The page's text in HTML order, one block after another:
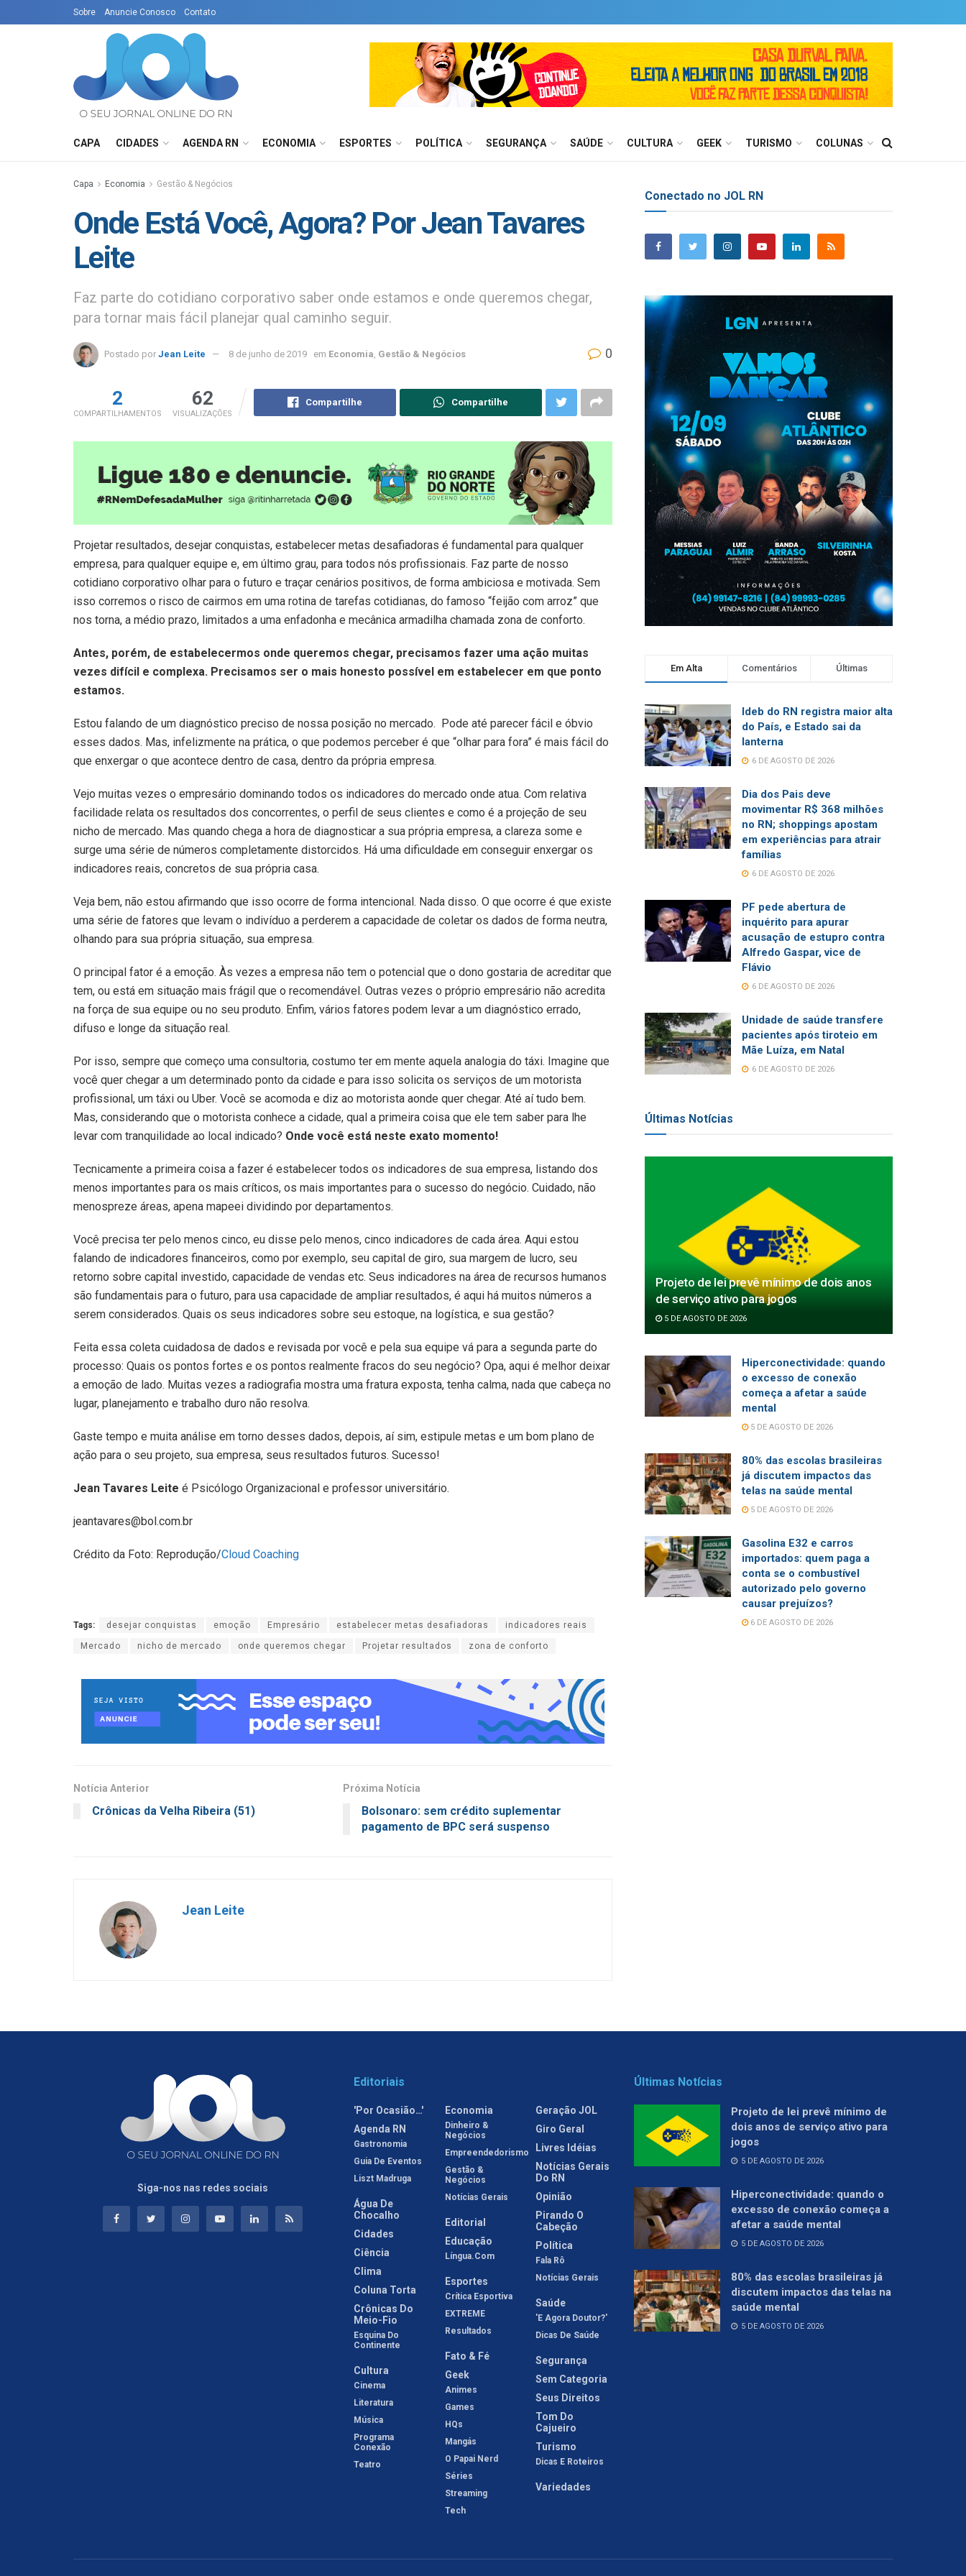
Sobre Anuncie Conosco Contato
CAPA CIDADES AGENDA RN ECONOMIA ESPORTES POLÍTICA SEGURANÇA SAÚDE CULTURA GEEK TURISMO COLUNAS
Capa Economia Gestão & Negócios
Onde Está Você, Agora? Por Jean Tavares
Leite
Faz parte do cotidiano corporativo saber onde estamos e onde queremos chegar,
para tornar mais fácil planejar qual caminho seguir.
Postado por Jean Leite 8 de junho de 2019 em Economia Gestão & Negócios 0
2
COMPARTILHAMENTOS
62
VISUALIZAÇÕES
Compartilhe Compartilhe
Projetar resultados, desejar conquistas, estabelecer metas desafiadoras é fundamental para qualquer
empresa, para qualquer equipe e, em último grau, para todos nós profissionais. Faz parte de nosso
cotidiano corporativo olhar para o futuro e traçar cenários positivos, de forma ambiciosa e motivada. Sem
isso corremos o risco de cairmos em uma rotina de tarefas cotidianas, do famoso “feijão com arroz” que
nos torna, a médio prazo, limitados a uma enfadonha e mecânica armadilha chamada zona de conforto.
Antes, porém, de estabelecermos onde queremos chegar, precisamos fazer uma ação muitas
vezes difícil e complexa. Precisamos ser o mais honesto possível em estabelecer em que ponto
estamos.
Estou falando de um diagnóstico preciso de nossa posição no mercado. Pode até parecer fácil e óbvio
esses dados. Mas, infelizmente na prática, o que podemos perceber é que “olhar para fora” é mais fácil do
que enxergar o que acontece dentro de casa, dentro da própria empresa.
Vejo muitas vezes o empresário dominando todos os indicadores do mercado onde atua. Com relativa
facilidade relata os resultados dos concorrentes, o perfil de seus clientes e como é a projeção de seu
nicho de mercado. Mas quando chega a hora de diagnosticar a sua própria empresa, a clareza some e
surge uma série de números completamente distorcidos. Há uma dificuldade em conseguir enxergar os
indicadores reais, concretos de sua própria casa.
Veja bem, não estou afirmando que isso ocorre de forma intencional. Nada disso. O que ocorre é que existe
uma série de fatores que levam o indivíduo a perderem a capacidade de coletar os dados de forma neutra,
olhando para sua própria situação, sua empresa.
O principal fator é a emoção. Às vezes a empresa não tem o potencial que o dono gostaria de acreditar que
tem, ou está em situação mais frágil que o recomendável. Outras vezes o próprio empresário não acredita
na força de sua equipe ou no seu produto. Enfim, vários fatores podem levar a um diagnóstico errado,
difuso e longe da situação real.
Por isso, sempre que começo uma consultoria, costumo ter em mente aquela analogia do táxi. Imagine que
você quer chegar a um determinado ponto da cidade e para isso solicita os serviços de um motorista
profissional, um táxi ou Uber. Você se acomoda e diz ao motorista aonde quer chegar. Até aí tudo bem.
Mas, considerando que o motorista conhece a cidade, qual a primeira coisa que ele tem saber para lhe
levar com tranquilidade ao local indicado? Onde você está neste exato momento!
Tecnicamente a primeira coisa a fazer é estabelecer todos os indicadores de sua empresa, listando dos
menos importantes para os mais críticos, os mais importantes para o sucesso do negócio. Cuidado, não
menospreze áreas, apena mapeei dividindo por departamentos.
Você precisa ter pelo menos cinco, eu disse pelo menos, cinco indicadores de cada área. Aqui estou
falando de indicadores financeiros, como por exemplo, seu capital de giro, sua margem de lucro, seu
retorno sobre capital investido, capacidade de vendas etc. Seus indicadores na área de recursos humanos
são fundamentais para o futuro, para usa capacidade de ampliar resultados, é aqui há muitos números a
serem considerados. Quais os seus indicadores sobre seu estoque, na logística, e sua gestão?
Feita essa coleta cuidadosa de dados e revisada por você e pela sua equipe vá para a segunda parte do
processo: Quais os pontos fortes e os pontos realmente fracos do seu negócio? Opa, aqui é melhor deixar
a emoção de lado. Muitas vezes a radiografia mostra uma fratura exposta, tenha calma, nada que cabeça no
lugar, planejamento e trabalho duro não resolva.
Gaste tempo e muita análise em torno desses dados, depois, aí sim, estipule metas e um bom plano de
ação para o seu projeto, sua empresa, seus resultados futuros. Sucesso!
Jean Tavares Leite é Psicólogo Organizacional e professor universitário.
jeantavares@bol.com.br
Crédito da Foto: Reprodução/Cloud Coaching
Tags: desejar conquistas emoção Empresário estabelecer metas desafiadoras indicadores reais
Mercado nicho de mercado onde queremos chegar Projetar resultados zona de conforto
Notícia Anterior
Crônicas da Velha Ribeira (51)
Próxima Notícia
Bolsonaro: sem crédito suplementar
pagamento de BPC será suspenso
Jean Leite
Conectado no JOL RN
Em Alta Comentários Últimas
Ideb do RN registra maior alta
do País, e Estado sai da
lanterna
6 DE AGOSTO DE 2026
Dia dos Pais deve
movimentar R$ 368 milhões
no RN; shoppings apostam
em experiências para atrair
famílias
6 DE AGOSTO DE 2026
PF pede abertura de
inquérito para apurar
acusação de estupro contra
Alfredo Gaspar, vice de
Flávio
6 DE AGOSTO DE 2026
Unidade de saúde transfere
pacientes após tiroteio em
Mãe Luíza, em Natal
6 DE AGOSTO DE 2026
Últimas Notícias
Projeto de lei prevê mínimo de dois anos
de serviço ativo para jogos
5 DE AGOSTO DE 2026
Hiperconectividade: quando
o excesso de conexão
começa a afetar a saúde
mental
5 DE AGOSTO DE 2026
80% das escolas brasileiras
já discutem impactos das
telas na saúde mental
5 DE AGOSTO DE 2026
Gasolina E32 e carros
importados: quem paga a
conta se o combustível
autorizado pelo governo
causar prejuízos?
6 DE AGOSTO DE 2026
Siga-nos nas redes sociais
Editoriais
'Por Ocasião…'
Agenda RN
Gastronomia
Guia De Eventos
Liszt Madruga
Água De
Chocalho
Cidades
Ciência
Clima
Coluna Torta
Crônicas Do
Meio-Fio
Esquina Do
Continente
Cultura
Cinema
Literatura
Música
Programa
Conexão
Teatro
Economia
Dinheiro &
Negócios
Empreendedorismo
Gestão &
Negócios
Notícias Gerais
Editorial
Educação
Língua.com
Esportes
Crítica Esportiva
EXTREME
Resultados
Fato & Fé
Geek
Animes
Games
HQs
Mangás
O Papai Nerd
Séries
Streaming
Tech
Geração JOL
Giro Geral
Livres Idéias
Notícias Gerais
Do RN
Opinião
Pirando O
Cabeção
Política
Fala Rô
Notícias Gerais
Saúde
'E Agora Doutor?'
Dicas De Saúde
Segurança
Sem Categoria
Seus Direitos
Tom Do
Cajueiro
Turismo
Dicas E Roteiros
Variedades
Últimas Notícias
Projeto de lei prevê mínimo de
dois anos de serviço ativo para
jogos
5 DE AGOSTO DE 2026
Hiperconectividade: quando o
excesso de conexão começa a
afetar a saúde mental
5 DE AGOSTO DE 2026
80% das escolas brasileiras já
discutem impactos das telas na
saúde mental
5 DE AGOSTO DE 2026